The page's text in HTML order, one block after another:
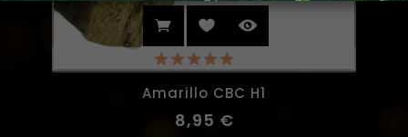
Amarillo CBC H1
8,95 €